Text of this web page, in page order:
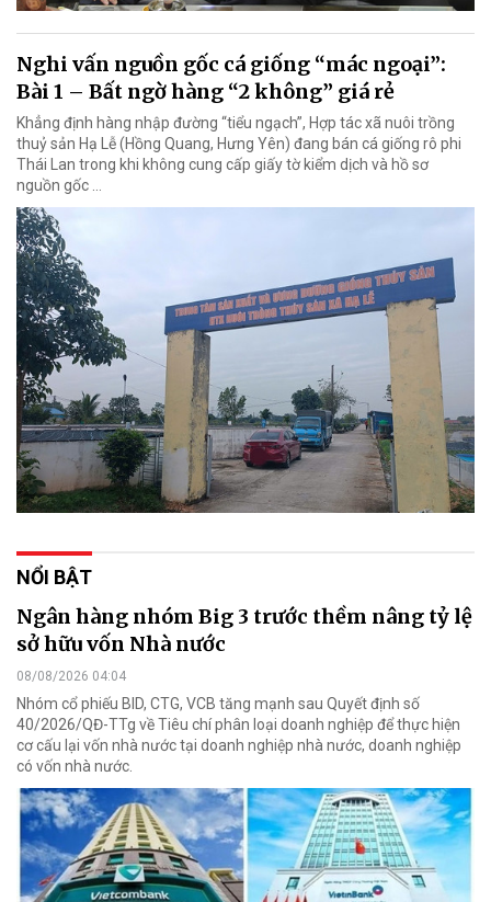
Nghi vấn nguồn gốc cá giống “mác ngoại”:
Bài 1 – Bất ngờ hàng “2 không” giá rẻ
Khẳng định hàng nhập đường “tiểu ngạch”, Hợp tác xã nuôi trồng
thuỷ sản Hạ Lễ (Hồng Quang, Hưng Yên) đang bán cá giống rô phi
Thái Lan trong khi không cung cấp giấy tờ kiểm dịch và hồ sơ
nguồn gốc …
NỔI BẬT
Ngân hàng nhóm Big 3 trước thềm nâng tỷ lệ
sở hữu vốn Nhà nước
08/08/2026 04:04
Nhóm cổ phiếu BID, CTG, VCB tăng mạnh sau Quyết định số
40/2026/QĐ-TTg về Tiêu chí phân loại doanh nghiệp để thực hiện
cơ cấu lại vốn nhà nước tại doanh nghiệp nhà nước, doanh nghiệp
có vốn nhà nước.